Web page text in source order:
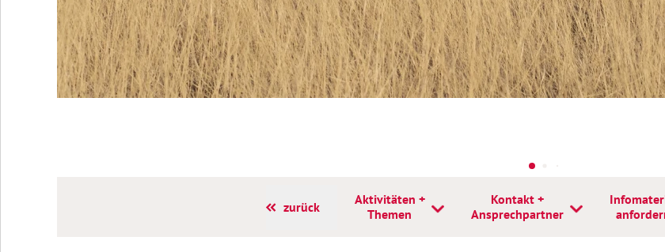
zurück
Aktivitäten +
Themen
Kontakt +
Ansprechpartner